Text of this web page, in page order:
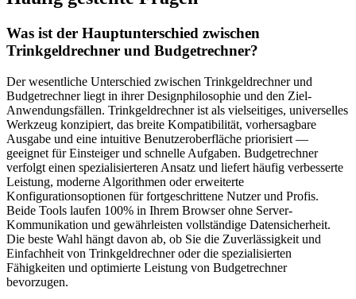
Was ist der Hauptunterschied zwischen
Trinkgeldrechner und Budgetrechner?
Der wesentliche Unterschied zwischen Trinkgeldrechner und
Budgetrechner liegt in ihrer Designphilosophie und den Ziel-
Anwendungsfällen. Trinkgeldrechner ist als vielseitiges, universelles
Werkzeug konzipiert, das breite Kompatibilität, vorhersagbare
Ausgabe und eine intuitive Benutzeroberfläche priorisiert —
geeignet für Einsteiger und schnelle Aufgaben. Budgetrechner
verfolgt einen spezialisierteren Ansatz und liefert häufig verbesserte
Leistung, moderne Algorithmen oder erweiterte
Konfigurationsoptionen für fortgeschrittene Nutzer und Profis.
Beide Tools laufen 100% in Ihrem Browser ohne Server-
Kommunikation und gewährleisten vollständige Datensicherheit.
Die beste Wahl hängt davon ab, ob Sie die Zuverlässigkeit und
Einfachheit von Trinkgeldrechner oder die spezialisierten
Fähigkeiten und optimierte Leistung von Budgetrechner
bevorzugen.